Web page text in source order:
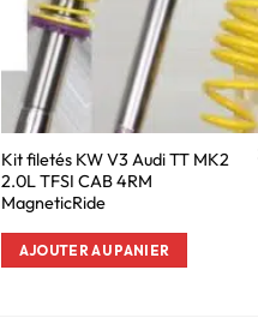
Kit filetés KW V3 Audi TT MK2
2.0L TFSI CAB 4RM
MagneticRide
AJOUTER AU PANIER